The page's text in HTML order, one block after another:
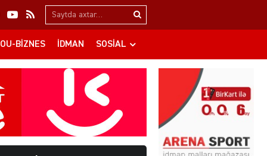
Search…
BIZNES İDMAN SOSIAL